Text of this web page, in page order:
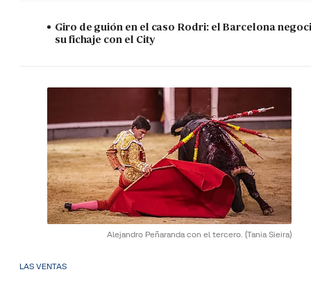
Giro de guión en el caso Rodri: el Barcelona
su fichaje con el City
Alejandro Peñaranda con el tercero. (Tania Sieira)
LAS VENTAS